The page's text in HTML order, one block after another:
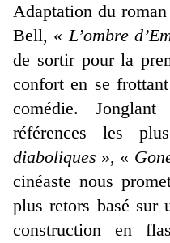
Adaptation du
Bell, «L’ombre
de sortir pour la
confort en se
comédie.
références les
diaboliques », «
cinéaste nous
plus retors basé sur
construction en